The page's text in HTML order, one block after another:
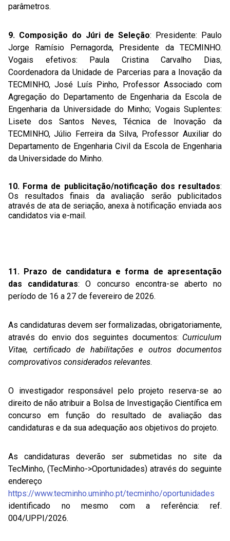
parâmetros.
9. Composição do Júri de Seleção: Presidente: Paulo
Jorge Ramísio Pernagorda, Presidente da TECMINHO.
Vogais efetivos: Paula Cristina Carvalho Dias,
Coordenadora da Unidade de Parcerias para a Inovação da
TECMINHO, José Luís Pinho, Professor Associado com
Agregação do Departamento de Engenharia da Escola de
Engenharia da Universidade do Minho; Vogais Suplentes:
Lisete dos Santos Neves, Técnica de Inovação da
TECMINHO, Júlio Ferreira da Silva, Professor Auxiliar do
Departamento de Engenharia Civil da Escola de Engenharia
da Universidade do Minho.
10. Forma de publicitação/notificação dos resultados:
Os resultados finais da avaliação serão publicitados
através de ata de seriação, anexa à notificação enviada aos
candidatos via e-mail.
11. Prazo de candidatura e forma de apresentação
das candidaturas: O concurso encontra-se aberto no
período de 16 a 27 de fevereiro de 2026.
As candidaturas devem ser formalizadas, obrigatoriamente,
através do envio dos seguintes documentos: Curriculum
Vitae, certificado de habilitações e outros documentos
comprovativos considerados relevantes.
O investigador responsável pelo projeto reserva-se ao
direito de não atribuir a Bolsa de Investigação Científica em
concurso em função do resultado de avaliação das
candidaturas e da sua adequação aos objetivos do projeto.
As candidaturas deverão ser submetidas no site da
TecMinho, (TecMinho->Oportunidades) através do seguinte
endereço
https://www.tecminho.uminho.pt/tecminho/oportunidades
identificado no mesmo com a referência: ref.
004/UPPI/2026.